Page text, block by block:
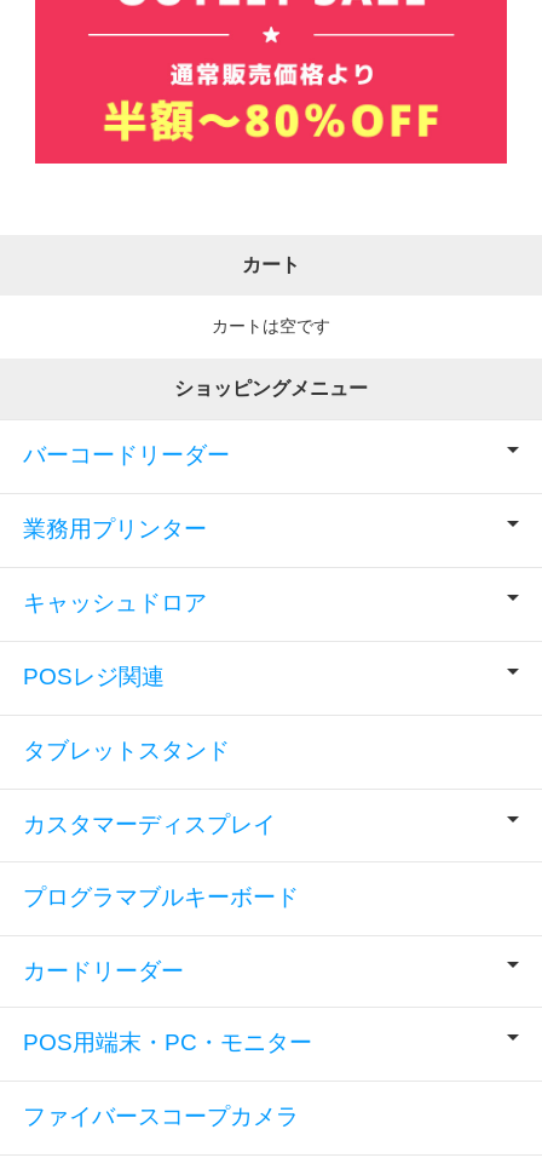
カート
カートは空です
ショッピングメニュー
バーコードリーダー
業務用プリンター
キャッシュドロア
POSレジ関連
タブレットスタンド
カスタマーディスプレイ
プログラマブルキーボード
カードリーダー
POS用端末・PC・モニター
ファイバースコープカメラ